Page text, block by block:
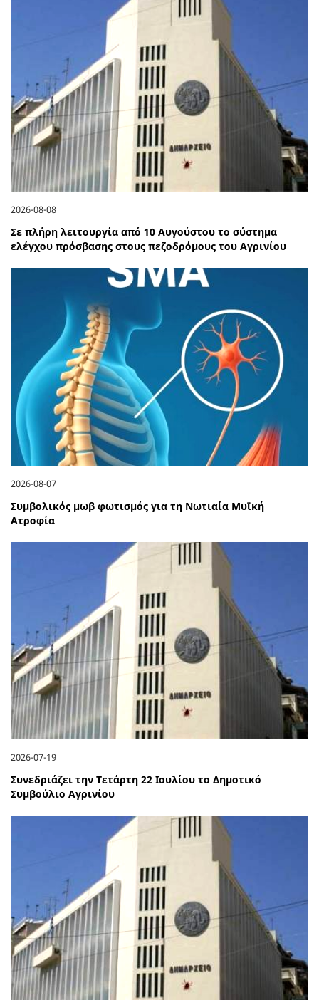
2026-08-08
Σε πλήρη λειτουργία από 10 Αυγούστου το σύστημα
ελέγχου πρόσβασης στους πεζοδρόμους του Αγρινίου
2026-08-07
Συμβολικός μωβ φωτισμός για τη Νωτιαία Μυϊκή
Ατροφία
2026-07-19
Συνεδριάζει την Τετάρτη 22 Ιουλίου το Δημοτικό
Συμβούλιο Αγρινίου